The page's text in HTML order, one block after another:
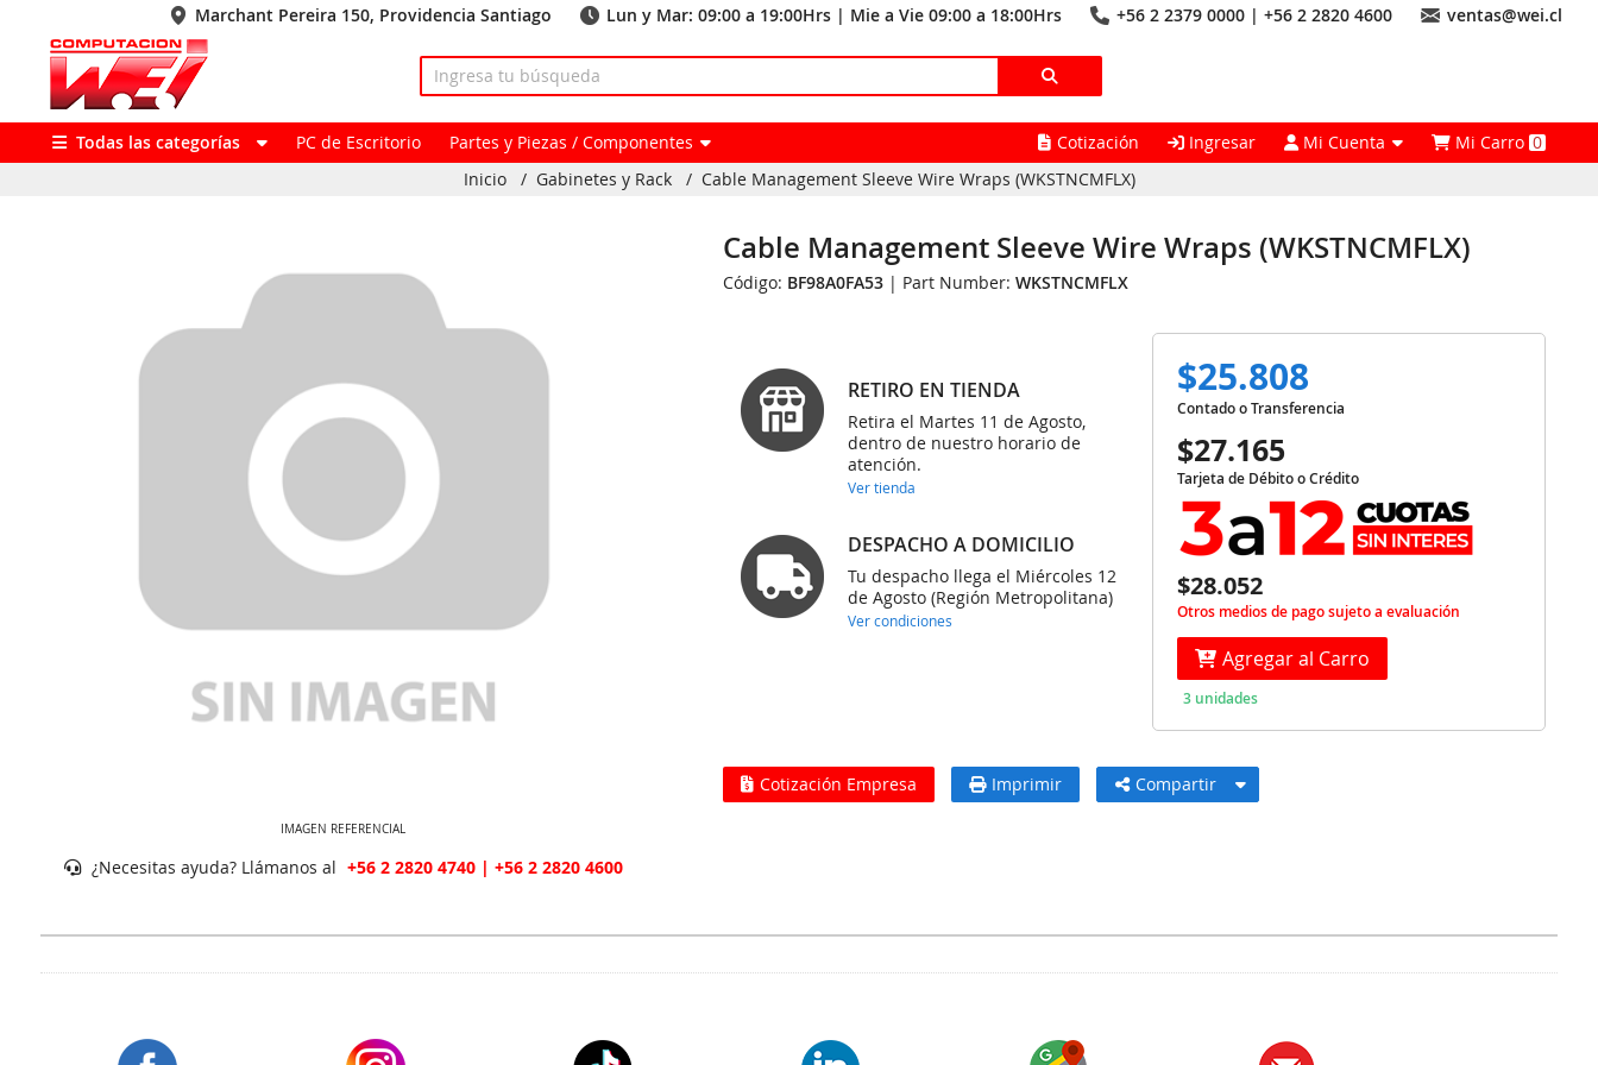
Marchant Pereira 150, Providencia Santiago Lun y Mar: 09:00 a 19:00Hrs | Mie a Vie 09:00 a 18:00Hrs +56 2 2379 0000 | +56 2 2820 4600 ventas@wei.cl
Todas las categorías PC de Escritorio Partes y Piezas / Componentes Cotización Ingresar Mi Cuenta Mi Carro0
Inicio
/ Gabinetes y Rack / Cable Management Sleeve Wire Wraps (WKSTNCMFLX)
IMAGEN REFERENCIAL
¿Necesitas ayuda? Llámanos al +56 2 2820 4740 | +56 2 2820 4600
Cable Management Sleeve Wire Wraps (WKSTNCMFLX)
Código: BF98A0FA53 | Part Number:WKSTNCMFLX
RETIRO EN TIENDA
Retira el Martes 11 de Agosto,
dentro de nuestro horario de
atención.
Ver tienda
DESPACHO A DOMICILIO
Tu despacho llega el Miércoles 12
de Agosto (Región Metropolitana)
Ver condiciones
$25.808
Contado o Transferencia
$27.165
Tarjeta de Débito o Crédito
$28.052
Otros medios de pago sujeto a evaluación
Agregar al Carro
3 unidades
Cotización Empresa Imprimir Compartir